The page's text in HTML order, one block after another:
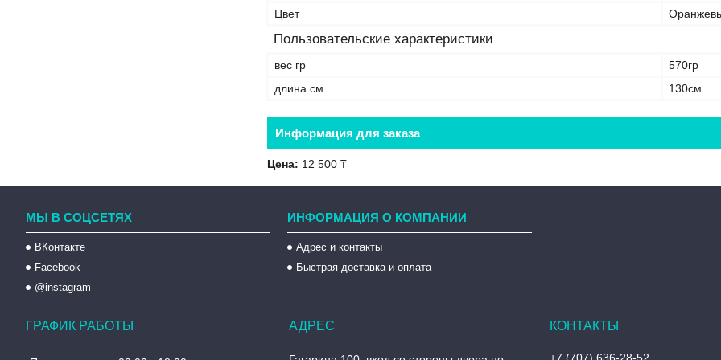
Цвет
Пользовательские характеристики
вес гр
570гр
длина см
130см
Информация для заказа
Цена: 12 500 ₸
МЫ В СОЦСЕТЯХ
ВКонтакте
Facebook
@instagram
ИНФОРМАЦИЯ О КОМПАНИИ
Адрес и контакты
Быстрая доставка и оплата
ГРАФИК РАБОТЫ